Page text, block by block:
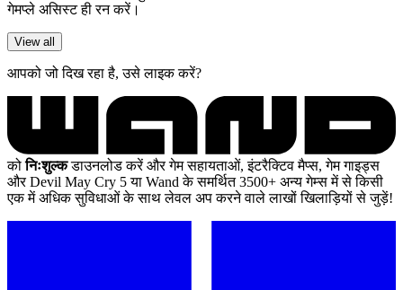
गेमप्ले असिस्ट ही रन करें।
View all
आपको जो दिख रहा है, उसे लाइक करें?
कोनिःशुल्कडाउनलोड करें और गेम सहायताओं, इंटरैक्टिव मैप्स, गेम गाइड्स
और Devil May Cry 5 या Wand के समर्थित 3500+ अन्य गेम्स में से किसी
एक में अधिक सुविधाओं के साथ लेवल अप करने वाले लाखों खिलाड़ियों से जुड़ें!